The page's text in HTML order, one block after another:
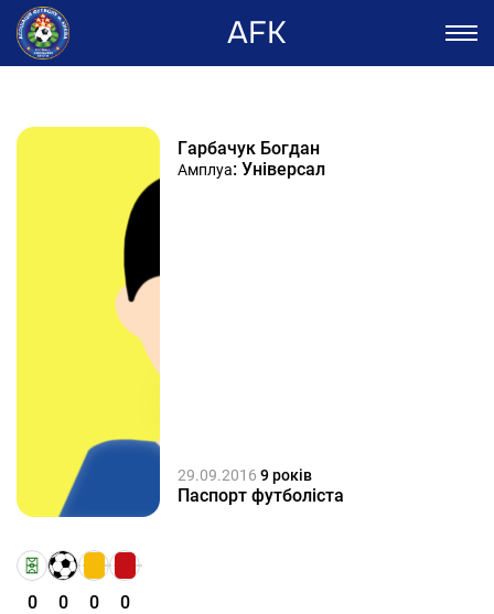
AFK
Гарбачук Богдан
Амплуа: Універсал
29.09.2016 9 років
Паспорт футболіста
0 0 0 0